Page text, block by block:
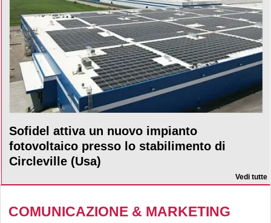
Sofidel attiva un nuovo impianto
fotovoltaico presso lo stabilimento di
Circleville (Usa)
Vedi tutte
COMUNICAZIONE & MARKETING